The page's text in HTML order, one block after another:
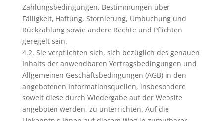
Zahlungsbedingungen, Bestimmungen über
Fälligkeit, Haftung, Stornierung, Umbuchung und
Rückzahlung sowie andere Rechte und Pflichten
geregelt sein.
4.2. Sie verpflichten sich, sich bezüglich des genauen
Inhalts der anwendbaren Vertragsbedingungen und
Allgemeinen Geschäftsbedingungen (AGB) in den
angebotenen Informationsquellen, insbesondere
soweit diese durch Wiedergabe auf der Website
angeboten werden, zu unterrichten. Auf die